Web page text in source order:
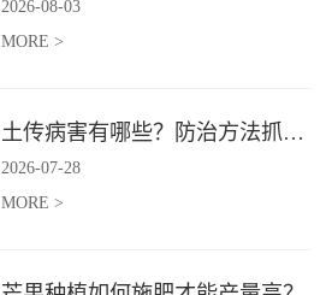
2026-08-03
MORE >
土传病害有哪些？防治方法抓紧收藏
2026-07-28
MORE >